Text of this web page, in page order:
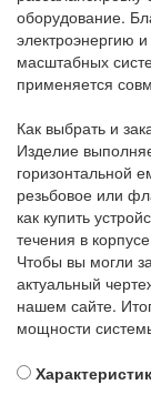
оборудование.
электроэнергию
масштабных
применяется
Как выбрать и
Изделие
горизонтальной
резьбовое или
как купить
течения в
Чтобы вы могли
актуальный
нашем сайте.
мощности